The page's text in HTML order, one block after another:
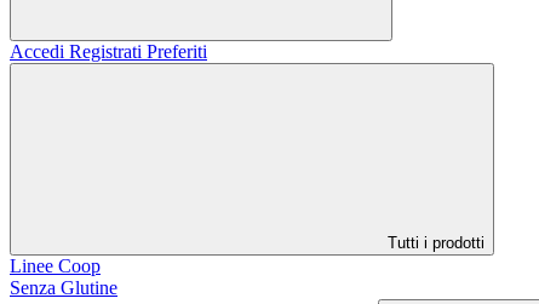
Accedi Registrati Preferiti
Tutti i prodotti
Linee Coop
Senza Glutine